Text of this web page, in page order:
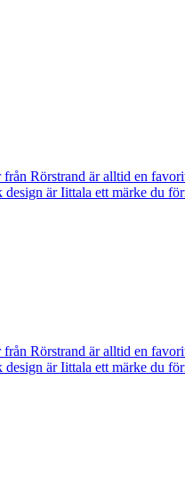
från Rörstrand är alltid en
är Iittala ett märke du
från Rörstrand är alltid en
är Iittala ett märke du